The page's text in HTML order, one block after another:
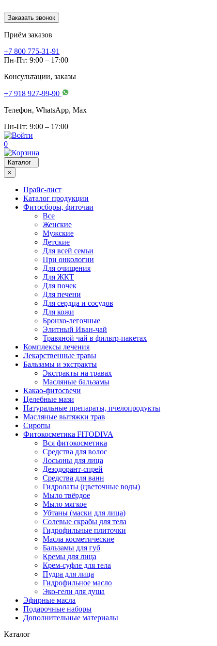
Заказать звонок
Приём заказов
+7 800 775-31-91
Пн-Пт: 9:00 – 17:00
Консультации, заказы
+7 918 927-99-90
Телефон, WhatsApp, Мах
Пн-Пт: 9:00 – 17:00
0
Каталог
×
Прайс-лист
Каталог продукции
Фитосборы, фиточаи
Все
Женские
Мужские
Детские
Для всей семьи
При онкологии
Для очищения
Для ЖКТ
Для почек
Для печени
Для сердца и сосудов
Для кожи
Бронхо-легочные
Элитный Иван-чай
Травяной чай в фильтр-пакетах
Комплексы лечения
Лекарственные травы
Бальзамы и экстракты
Экстракты на травах
Масляные бальзамы
Какао-фитосвечи
Целебные мази
Натуральные препараты, пчелопродукты
Масляные вытяжки трав
Сиропы
Фитокосметика FITODIVA
Вся фитокосметика
Средства для волос
Лосьоны для лица
Дезодорант-спрей
Средства для ванн
Гидролаты (цветочные воды)
Мыло твёрдое
Мыло мягкое
Убтаны (маски для лица)
Солевые скрабы для тела
Гидрофильные плиточки
Масла косметические
Бальзамы для губ
Кремы для лица
Крем-суфле для тела
Пудра для лица
Гидрофильное масло
Эко-гели для душа
Эфирные масла
Подарочные наборы
Дополнительные материалы
Каталог